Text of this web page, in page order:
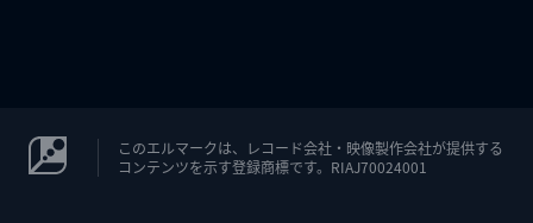
このエルマークは、レコード会社・映像製作会社が提供する
コンテンツを示す登録商標です。RIAJ70024001